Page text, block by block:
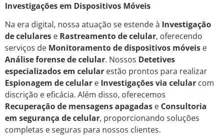
Investigações em Dispositivos Móveis
Na era digital, nossa atuação se estende à Investigação
de celulares e Rastreamento de celular, oferecendo
serviços de Monitoramento de dispositivos móveis e
Análise forense de celular. Nossos Detetives
especializados em celular estão prontos para realizar
Espionagem de celular e Investigações via celular com
discrição e eficácia. Além disso, oferecemos
Recuperação de mensagens apagadas e Consultoria
em segurança de celular, proporcionando soluções
completas e seguras para nossos clientes.